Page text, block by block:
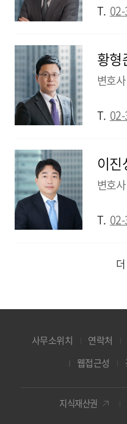
T.
황형
변호사
T.
이진
변호사
T.
사무소위치 연락처
웹접근성
지식재산권